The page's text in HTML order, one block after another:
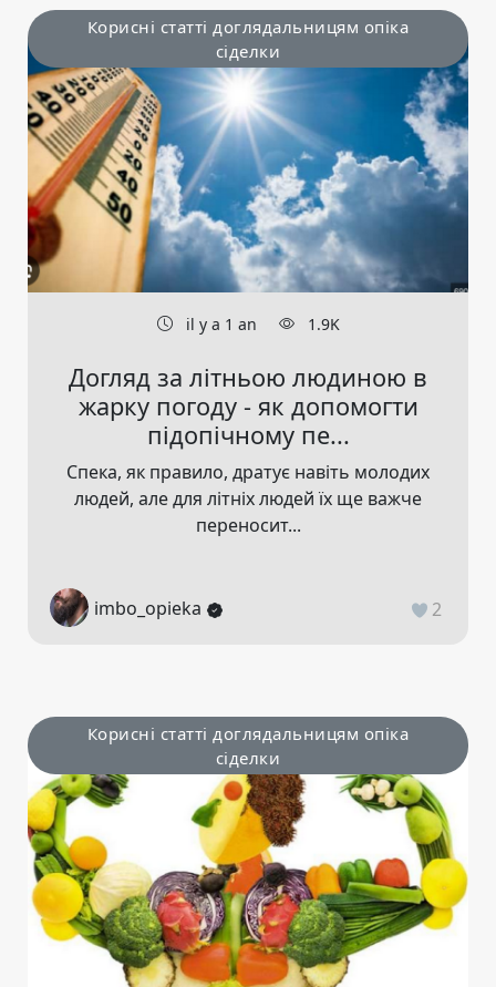
Корисні статті доглядальницям опіка
сіделки
il y a 1 an 1.9K
Догляд за літньою людиною в
жарку погоду - як допомогти
підопічному пе...
Спека, як правило, дратує навіть молодих
людей, але для літніх людей їх ще важче
переносит...
imbo_opieka 2
Корисні статті доглядальницям опіка
сіделки